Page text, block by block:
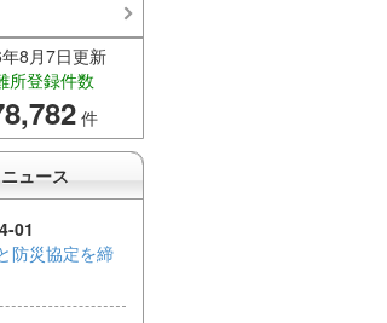
8月7日更新
所登録件数
件
ニュース
01
防災協定を締